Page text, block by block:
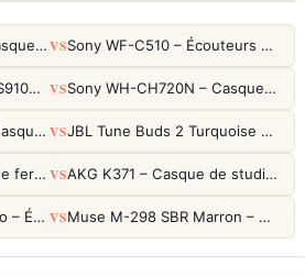
Sony WH-CH720N – Casque ANC 35h, Ultra-léger (192g) avec Processeur V1 VS Sony WF-C510 – Écouteurs True Wireless compacts, autonomie 22h et multipoint
Sony LinkBuds Fit WFLS910NW Blanc – Écouteurs Sport Ailes ANC VS Sony WH-CH720N – Casque ANC 35h, Ultra-léger (192g) avec Processeur V1
POGS The Elephant – Casque Filaire Enfants 85dB POGS-Safe™ (Éco-Responsable) VS JBL Tune Buds 2 Turquoise – Écouteurs True Wireless avec ANC et autonomie 48h
AKG K271 MKII – Casque fermé studio fiable pour une écoute neutre VS AKG K371 – Casque de studio fermé 50mm titane, réponse 5Hz-50kHz
Xiaomi OpenWear Stereo – Écouteurs Open-Ear Hi-Res avec réduction de fuite sonore VS Muse M-298 SBR Marron – Casque Bluetooth ANC avec 66h d'autonomie